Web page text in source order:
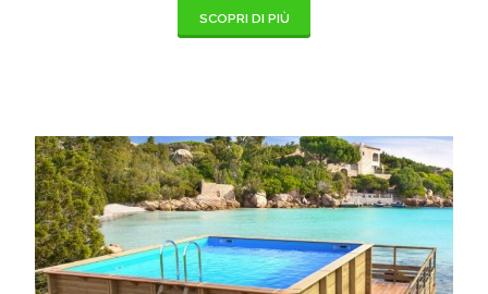
SCOPRI DI PIÙ